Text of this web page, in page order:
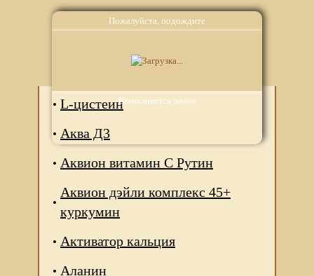
Пожалуйста, подождите
Выполняется поиск
Аналоги
L-цистеин
Аква Д3
Аквион витамин С Рутин
Аквион дэйли комплекс 45+
куркумин
Активатор кальция
Аланин